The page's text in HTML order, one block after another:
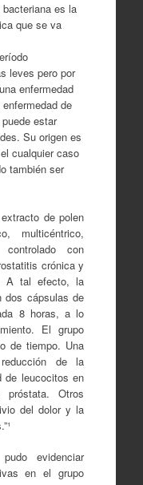
es la
que se va
leves pero por
enfermedad
de
estar
Su origen es
cualquier caso
también ser
de polen
multicéntrico,
con
crónica y
A tal efecto, la
dos cápsulas de
8 horas, a lo
El grupo
de tiempo. Una
de la
de leucocitos en
Otros
del dolor y la
evidenciar
en el grupo